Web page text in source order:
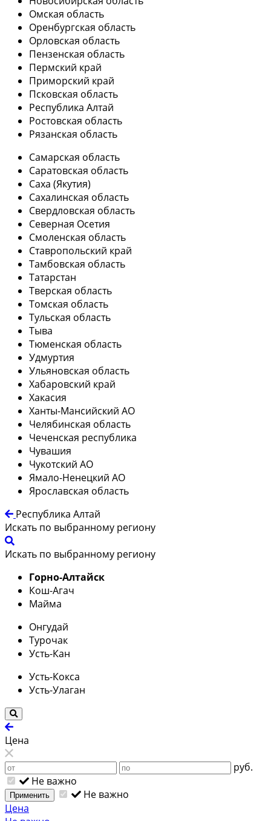
Омская область
Оренбургская область
Орловская область
Пензенская область
Пермский край
Приморский край
Псковская область
Республика Алтай
Ростовская область
Рязанская область
Самарская область
Саратовская область
Саха (Якутия)
Сахалинская область
Свердловская область
Северная Осетия
Смоленская область
Ставропольский край
Тамбовская область
Татарстан
Тверская область
Томская область
Тульская область
Тыва
Тюменская область
Удмуртия
Ульяновская область
Хабаровский край
Хакасия
Ханты-Мансийский АО
Челябинская область
Чеченская республика
Чувашия
Чукотский АО
Ямало-Ненецкий АО
Ярославская область
Республика Алтай
Искать по выбранному региону
Искать по выбранному региону
Горно-Алтайск
Кош-Агач
Майма
Онгудай
Турочак
Усть-Кан
Усть-Кокса
Усть-Улаган
Цена
руб.
Не важно
Применить
Не важно
Цена